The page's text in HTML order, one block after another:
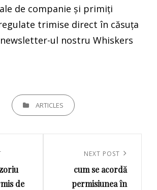
de companie și primiți
trimise direct în căsuța
ul nostru Whiskers
CATEGORIESARTICLES
de
Post
NEXT POST
cum se acordă
permisiunea în